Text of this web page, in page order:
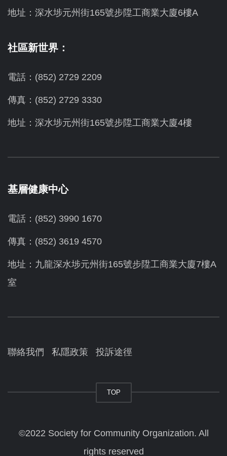
地址： 深水埗元州街165號步陞工商業大廈6樓A
社區新世界：
電話：(852) 2729 2209
傳真：(852) 2729 3330
地址：深水埗元州街165號步陞工商業大廈4樓
基層健康中心
電話：(852) 3990 1670
傳真：(852) 3619 4570
地址：九龍深水埗元州街165號步陞工商業大廈7樓A
室
聯絡我們 私隱政策 投訴途徑
TOP
©2022 Society for Community Organization. All
rights reserved